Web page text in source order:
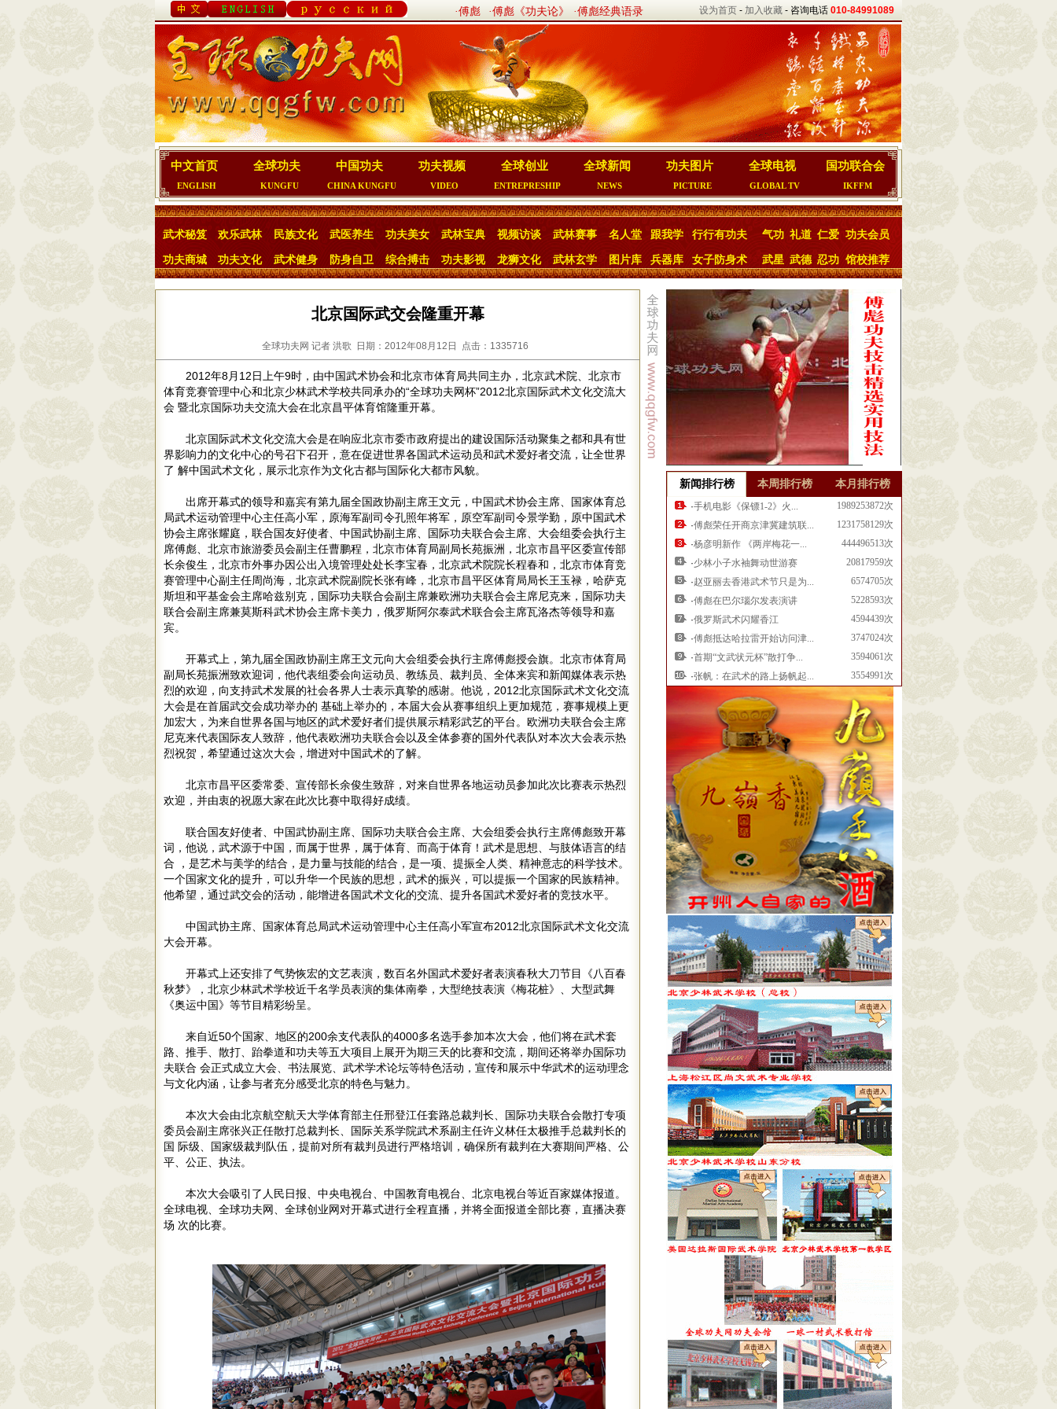
·傅彪 ·傅彪《功夫论》 ·傅彪经典语录 设为首页 - 加入收藏 - 咨询电话 010-84991089
中文首页
ENGLISH
全球功夫
KUNGFU
中国功夫
CHINA KUNGFU
功夫视频
VIDEO
全球创业
ENTREPRESHIP
全球新闻
NEWS
功夫图片
PICTURE
全球电视
GLOBAL TV
国功联合会
IKFFM
武术秘笈 欢乐武林 民族文化 武医养生 功夫美女 武林宝典 视频访谈 武林赛事 名人堂 跟我学 行行有功夫 气功 礼道 仁爱 功夫会员
功夫商城 功夫文化 武术健身 防身自卫 综合搏击 功夫影视 龙狮文化 武林玄学 图片库 兵器库 女子防身术 武星 武德 忍功 馆校推荐
北京国际武交会隆重开幕
全球功夫网 记者 洪歌 日期：2012年08月12日 点击：1335716
2012年8月12日上午9时，由中国武术协会和北京市体育局共同主办，北京武术院、北京市
体育竞赛管理中心和北京少林武术学校共同承办的“全球功夫网杯”2012北京国际武术文化交流大
会 暨北京国际功夫交流大会在北京昌平体育馆隆重开幕。
北京国际武术文化交流大会是在响应北京市委市政府提出的建设国际活动聚集之都和具有世
界影响力的文化中心的号召下召开，意在促进世界各国武术运动员和武术爱好者交流，让全世界
了 解中国武术文化，展示北京作为文化古都与国际化大都市风貌。
出席开幕式的领导和嘉宾有第九届全国政协副主席王文元，中国武术协会主席、国家体育总
局武术运动管理中心主任高小军，原海军副司令孔照年将军，原空军副司令景学勤，原中国武术
协会主席张耀庭，联合国友好使者、中国武协副主席、国际功夫联合会主席、大会组委会执行主
席傅彪、北京市旅游委员会副主任曹鹏程，北京市体育局副局长苑振洲，北京市昌平区委宣传部
长余俊生，北京市外事办因公出入境管理处处长李宝春，北京武术院院长程春和，北京市体育竞
赛管理中心副主任周尚海，北京武术院副院长张有峰，北京市昌平区体育局局长王玉禄，哈萨克
斯坦和平基金会主席哈兹别克，国际功夫联合会副主席兼欧洲功夫联合会主席尼克来，国际功夫
联合会副主席兼莫斯科武术协会主席卡美力，俄罗斯阿尔泰武术联合会主席瓦洛杰等领导和嘉
宾。
开幕式上，第九届全国政协副主席王文元向大会组委会执行主席傅彪授会旗。北京市体育局
副局长苑振洲致欢迎词，他代表组委会向运动员、教练员、裁判员、全体来宾和新闻媒体表示热
烈的欢迎，向支持武术发展的社会各界人士表示真挚的感谢。他说，2012北京国际武术文化交流
大会是在首届武交会成功举办的 基础上举办的，本届大会从赛事组织上更加规范，赛事规模上更
加宏大，为来自世界各国与地区的武术爱好者们提供展示精彩武艺的平台。欧洲功夫联合会主席
尼克来代表国际友人致辞，他代表欧洲功夫联合会以及全体参赛的国外代表队对本次大会表示热
烈祝贺，希望通过这次大会，增进对中国武术的了解。
北京市昌平区委常委、宣传部长余俊生致辞，对来自世界各地运动员参加此次比赛表示热烈
欢迎，并由衷的祝愿大家在此次比赛中取得好成绩。
联合国友好使者、中国武协副主席、国际功夫联合会主席、大会组委会执行主席傅彪致开幕
词，他说，武术源于中国，而属于世界，属于体育、而高于体育！武术是思想、与肢体语言的结
合 ，是艺术与美学的结合，是力量与技能的结合，是一项、提振全人类、精神意志的科学技术。
一个国家文化的提升，可以升华一个民族的思想，武术的振兴，可以提振一个国家的民族精神。
他希望，通过武交会的活动，能增进各国武术文化的交流、提升各国武术爱好者的竞技水平。
中国武协主席、国家体育总局武术运动管理中心主任高小军宣布2012北京国际武术文化交流
大会开幕。
开幕式上还安排了气势恢宏的文艺表演，数百名外国武术爱好者表演春秋大刀节目《八百春
秋梦》，北京少林武术学校近千名学员表演的集体南拳，大型绝技表演《梅花桩》、大型武舞
《奥运中国》等节目精彩纷呈。
来自近50个国家、地区的200余支代表队的4000多名选手参加本次大会，他们将在武术套
路、推手、散打、跆拳道和功夫等五大项目上展开为期三天的比赛和交流，期间还将举办国际功
夫联合 会正式成立大会、书法展览、武术学术论坛等特色活动，宣传和展示中华武术的运动理念
与文化内涵，让参与者充分感受北京的特色与魅力。
本次大会由北京航空航天大学体育部主任邢登江任套路总裁判长、国际功夫联合会散打专项
委员会副主席张兴正任散打总裁判长、国际关系学院武术系副主任许义林任太极推手总裁判长的
国 际级、国家级裁判队伍，提前对所有裁判员进行严格培训，确保所有裁判在大赛期间严格、公
平、公正、执法。
本次大会吸引了人民日报、中央电视台、中国教育电视台、北京电视台等近百家媒体报道。
全球电视、全球功夫网、全球创业网对开幕式进行全程直播，并将全面报道全部比赛，直播决赛
场 次的比赛。
新闻排行榜 本周排行榜 本月排行榜
·手机电影《保镖1-2》火...
1989253872次
·傅彪荣任开商京津冀建筑联...
1231758129次
·杨彦明新作 《两岸梅花一...
444496513次
·少林小子水袖舞动世游赛
20817959次
·赵亚丽去香港武术节只是为...
6574705次
·傅彪在巴尔瑙尔发表演讲
5228593次
·俄罗斯武术闪耀香江
4594439次
·傅彪抵达哈拉雷开始访问津...
3747024次
·首期“文武状元杯”散打争...
3594061次
·张帆：在武术的路上扬帆起... 3554991次